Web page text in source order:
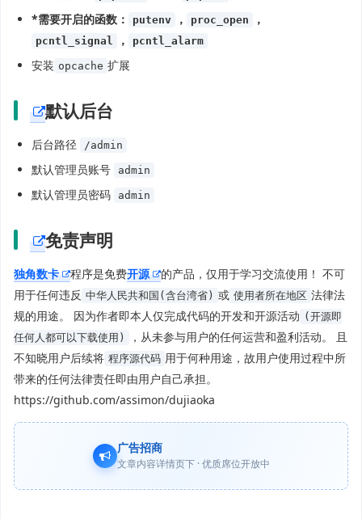
*需要开启的函数：
putenv ， proc_open ，
pcntl_signal ， pcntl_alarm
安装 opcache 扩展
默认后台
后台路径 /admin
默认管理员账号 admin
默认管理员密码 admin
免责声明
独角数卡 程序是免费开源
的产品，仅用于学习交流使用！ 不可
用于任何违反 中华人民共和国(含台湾省) 或 使用者所在地区 法律法
规的用途。 因为作者即本人仅完成代码的开发和开源活动 (开源即
任何人都可以下载使用)
，从未参与用户的任何运营和盈利活动。 且
不知晓用户后续将 程序源代码 用于何种用途，故用户使用过程中所
带来的任何法律责任即由用户自己承担。
https://github.com/assimon/dujiaoka
广告招商
文章内容详情页下 · 优质席位开放中